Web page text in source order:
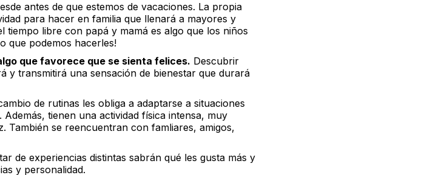
antes de que estemos de vacaciones. La propia
para hacer en familia que llenará a mayores y
tiempo libre con papá y mamá es algo que los niños
que podemos hacerles!
que favorece que se sienta felices. Descubrir
y transmitirá una sensación de bienestar que durará
de rutinas les obliga a adaptarse a situaciones
tienen una actividad física intensa, muy
También se reencuentran con famliares, amigos,
de experiencias distintas sabrán qué les gusta más y
y personalidad.